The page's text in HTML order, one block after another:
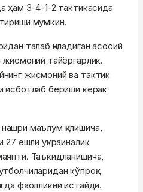
ҳам 3-4-1-2 тактикасида
мумкин.
талаб қиладиган асосий
тайёргарлик.
жисмоний ва тактик
исботлаб бериши керак
маълум қилишича,
27 ёшли украиналик
Таъкидланишича,
кўпроқ
фаолликни истайди.